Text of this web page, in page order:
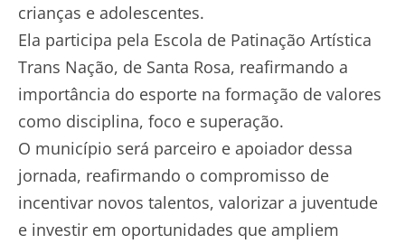
crianças e adolescentes.
Ela participa pela Escola de Patinação Artística
Trans Nação, de Santa Rosa, reafirmando a
importância do esporte na formação de valores
como disciplina, foco e superação.
O município será parceiro e apoiador dessa
jornada, reafirmando o compromisso de
incentivar novos talentos, valorizar a juventude
e investir em oportunidades que ampliem